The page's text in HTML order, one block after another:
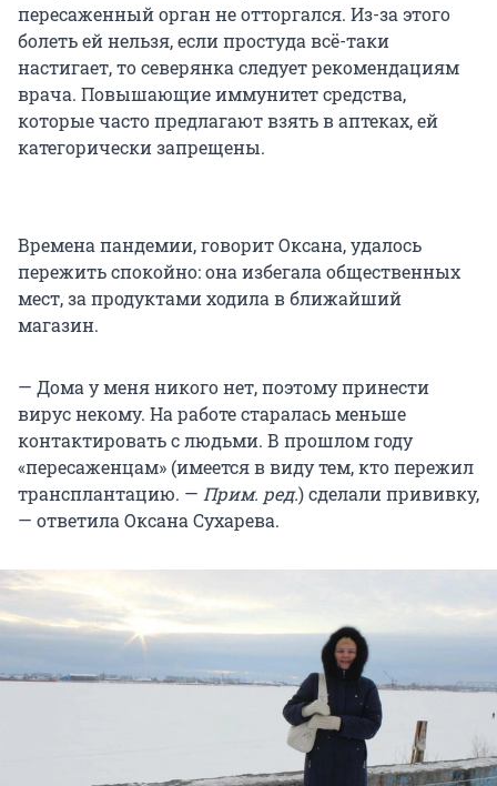
пересаженный орган не отторгался. Из-за этого
болеть ей нельзя, если простуда всё-таки
настигает, то северянка следует рекомендациям
врача. Повышающие иммунитет средства,
которые часто предлагают взять в аптеках, ей
категорически запрещены.
Времена пандемии, говорит Оксана, удалось
пережить спокойно: она избегала общественных
мест, за продуктами ходила в ближайший
магазин.
— Дома у меня никого нет, поэтому принести
вирус некому. На работе старалась меньше
контактировать с людьми. В прошлом году
«пересаженцам» (имеется в виду тем, кто пережил
трансплантацию. — Прим. ред.) сделали прививку,
— ответила Оксана Сухарева.